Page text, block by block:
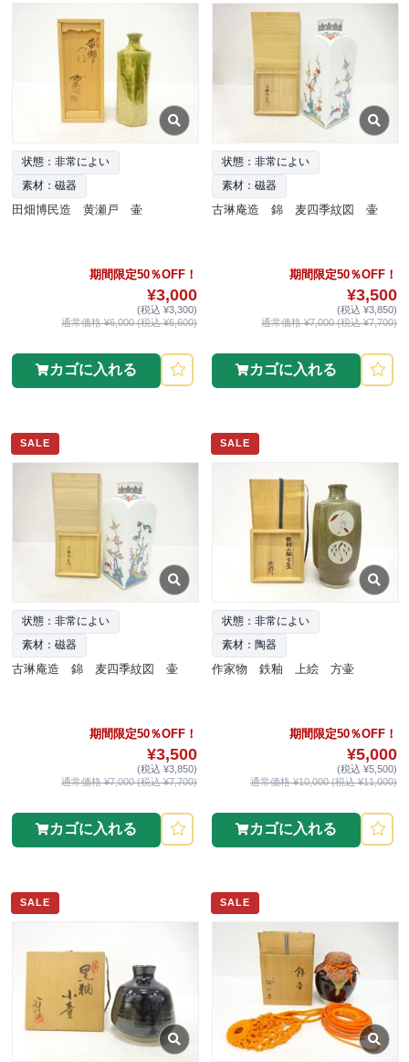
状態：非常によい
素材：磁器
田畑博民造 黄瀬戸 壷
期間限定50％OFF！
¥3,000
(税込 ¥3,300)
通常価格 ¥6,000 (税込 ¥6,600)
カゴに入れる
状態：非常によい
素材：磁器
古琳庵造 錦 麦四季紋図 壷
期間限定50％OFF！
¥3,500
(税込 ¥3,850)
通常価格 ¥7,000 (税込 ¥7,700)
カゴに入れる
SALE
状態：非常によい
素材：磁器
古琳庵造 錦 麦四季紋図 壷
期間限定50％OFF！
¥3,500
(税込 ¥3,850)
通常価格 ¥7,000 (税込 ¥7,700)
カゴに入れる
SALE
状態：非常によい
素材：陶器
作家物 鉄釉 上絵 方壷
期間限定50％OFF！
¥5,000
(税込 ¥5,500)
通常価格 ¥10,000 (税込 ¥11,000)
カゴに入れる
SALE SALE